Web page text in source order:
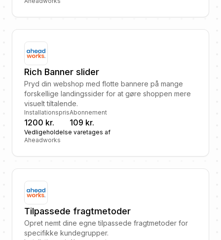
Rich Banner slider
Pryd din webshop med flotte bannere på mange
forskellige landingssider for at gøre shoppen mere
visuelt tiltalende.
Installationspris
1200 kr.
Abonnement
109 kr.
Vedligeholdelse varetages af
Aheadworks
Tilpassede fragtmetoder
Opret nemt dine egne tilpassede fragtmetoder for
specifikke kundegrupper.